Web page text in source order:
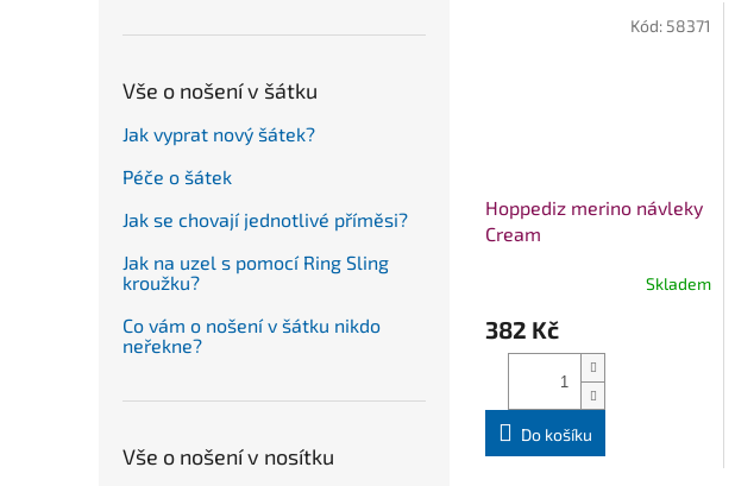
Vše o nošení v šátku
Jak vyprat nový šátek?
Péče o šátek
Jak se chovají jednotlivé příměsi?
Jak na uzel s pomocí Ring Sling
kroužku?
Co vám o nošení v šátku nikdo
neřekne?
Vše o nošení v nosítku
Hoppediz merino návleky
Cream
Skladem
382 Kč
Do košíku
Kód: 58371